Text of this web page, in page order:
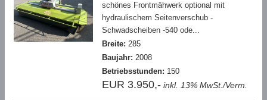
schönes Frontmähwerk optional mit
hydraulischem Seitenverschub -
Schwadscheiben -540 ode...
Breite: 285
Baujahr: 2008
Betriebsstunden: 150
EUR 3.950,- inkl. 13% MwSt./Verm.